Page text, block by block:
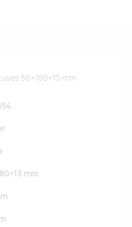
50×180×13 mm
mm